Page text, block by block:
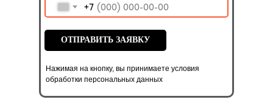
Нажимая на кнопку, вы принимаете условия
обработки персональных данных
+7
ОТПРАВИТЬ ЗАЯВКУ